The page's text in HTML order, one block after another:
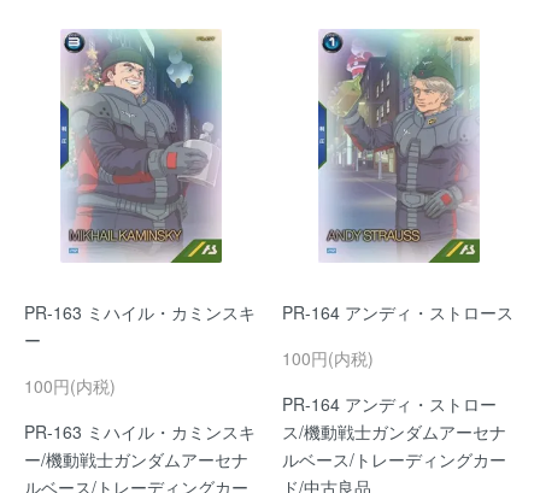
PR-163 ミハイル・カミンスキ
ー
100円(内税)
PR-163 ミハイル・カミンスキ
ー/機動戦士ガンダムアーセナ
ルベース/トレーディングカー
PR-164 アンディ・ストロース
100円(内税)
PR-164 アンディ・ストロー
ス/機動戦士ガンダムアーセナ
ルベース/トレーディングカー
ド/中古良品